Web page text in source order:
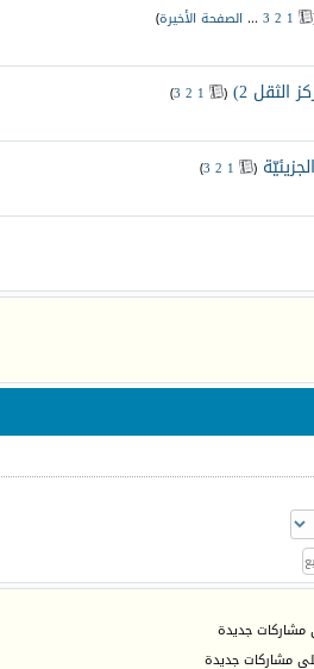
1
2
3
... الصفحة الأخيرة)
الثقل 2) (
1
2
3
)
(
1
2
3
)
جديدة
مشاركات جديدة